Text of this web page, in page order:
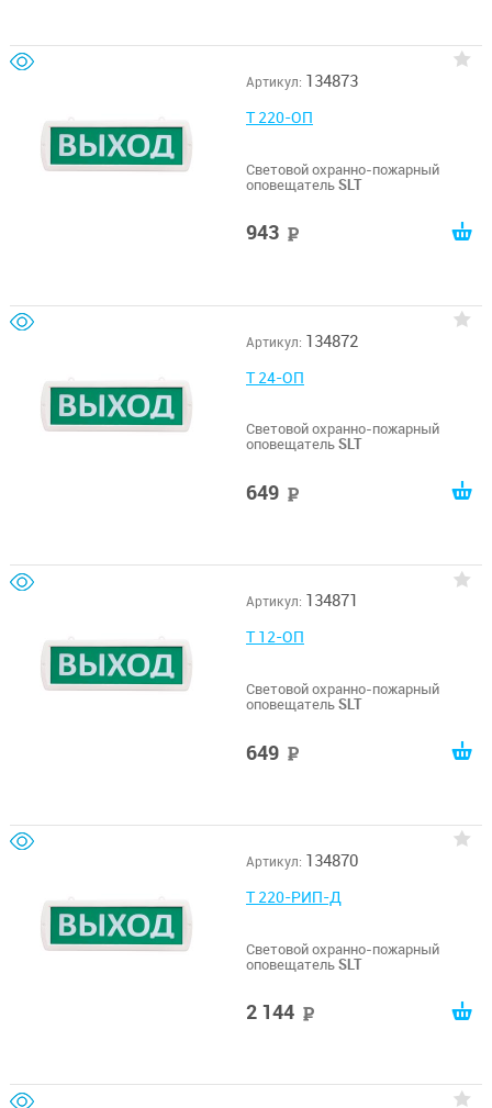
Артикул: 134873
Т 220-ОП
Световой охранно-пожарный
оповещательSLT
943
Артикул: 134872
Т 24-ОП
Световой охранно-пожарный
оповещательSLT
649
Артикул: 134871
Т 12-ОП
Световой охранно-пожарный
оповещательSLT
649
Артикул: 134870
Т 220-РИП-Д
Световой охранно-пожарный
оповещательSLT
2 144